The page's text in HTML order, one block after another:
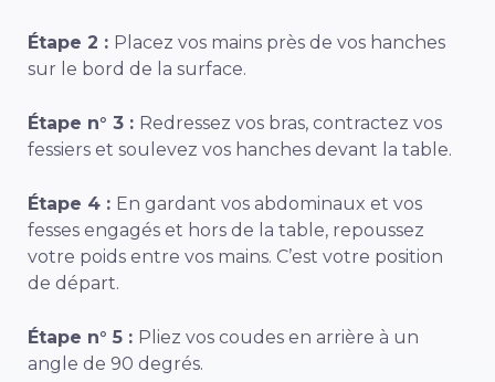
Étape 2 : Placez vos mains près de vos hanches
sur le bord de la surface.
Étape n° 3 : Redressez vos bras, contractez vos
fessiers et soulevez vos hanches devant la table.
Étape 4 : En gardant vos abdominaux et vos
fesses engagés et hors de la table, repoussez
votre poids entre vos mains. C’est votre position
de départ.
Étape n° 5 : Pliez vos coudes en arrière à un
angle de 90 degrés.